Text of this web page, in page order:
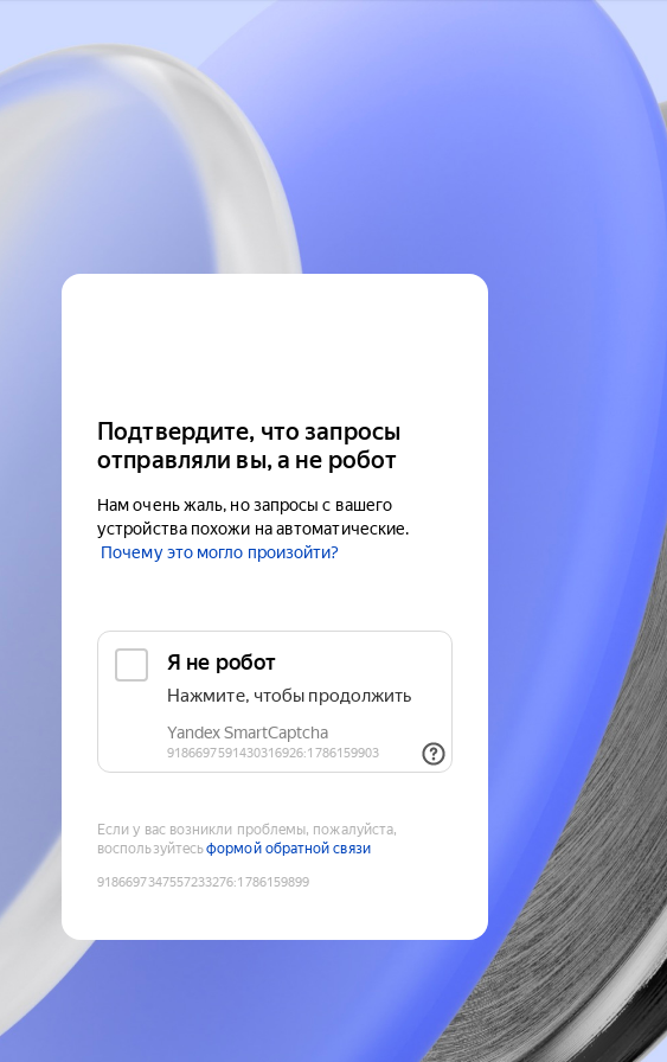
Подтвердите, что запросы
отправляли вы, а не робот
Нам очень жаль, но запросы с вашего
устройства похожи на автоматические.
Почему это могло произойти?
Если у вас возникли проблемы, пожалуйста,
воспользуйтесьформой обратной связи
9186697347557233276:1786159899